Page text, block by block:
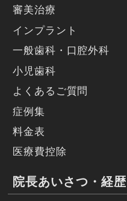
審美治療
インプラント
一般歯科・口腔外科
小児歯科
よくあるご質問
症例集
料金表
医療費控除
院長あいさつ・経歴